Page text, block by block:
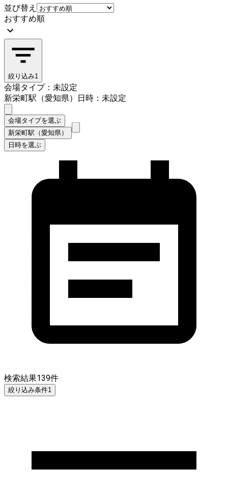
並び替え
おすすめ順
絞り込み1
会場タイプ：未設定
新栄町駅（愛知県）
日時：未設定
会場タイプを選ぶ
新栄町駅（愛知県）
日時を選ぶ
検索結果139件
絞り込み条件1